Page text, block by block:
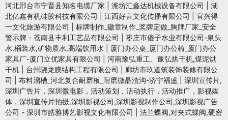
河北邢台市宁晋县知名电缆厂家
潍坊汇鑫达机械设备有限公司
湖
北亿鑫有机硅胶科技有限公司
江西好言文化传播有限公司
宜兴得
一文化旅游有限公司
标牌制作_徽章制作_奖牌定做_胸牌厂家_安全
警示牌 - 苍南县丰利工艺品有限公司
枣庄市傻子水业有限公司-泉头
水,桶装水,矿物质水,高端饮用水
厦门办公桌_厦门办公椅_厦门办公
家具厂-厦门立优家具有限公司
河南豫弘重工、豫弘烘干机,煤泥烘
干机
台州骁龙膜结构工程有限公司
廊坊市玖道筑装饰装修有限公
司
布料溜槽_河北复合耐磨板_耐磨微晶渣沟-济宁福盛
深圳宣传片,
深圳广告片，深圳微电影，活动策划，活动执行，活动推广，影视媒
体，深圳宣传片拍摄,深圳影视公司,深圳影视制作公司,深圳影视广告
公司 - 深圳市皓雅博艺影视文化有限公司
法兰蝶阀,对夹式蝶阀,硬密